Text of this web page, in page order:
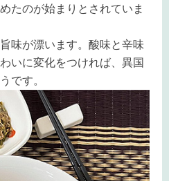
たのが始まりとされていま
味が漂います。酸味と辛味
いに変化をつければ、異国
です。